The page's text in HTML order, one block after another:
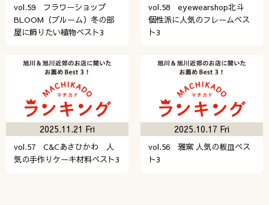
vol.59 フラワーショップ
BLOOM（ブルーム）冬の部
屋に飾りたい植物ベスト3
vol.58 eyewearshop北斗
個性派に人気のフレームベス
ト3
vol.57 C&Cあさひかわ 人
気の手作りケーキ材料ベスト3
2025.11.21 Fri
vol.56 雅窯 人気の板皿ベス
ト3
2025.10.17 Fri